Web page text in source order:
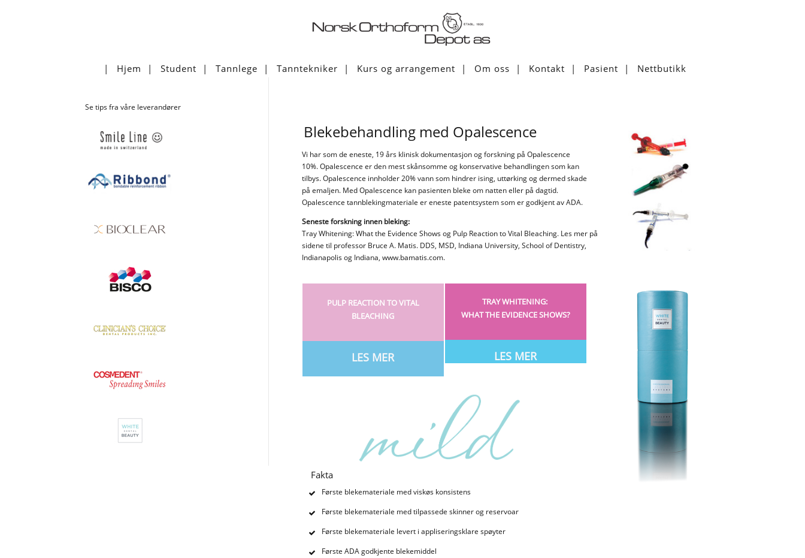
Hjem Student Tannlege Tanntekniker Kurs og arrangement Om oss Kontakt Pasient Nettbutikk
Se tips fra våre leverandører
Blekebehandling med Opalescence
Vi har som de eneste, 19 års klinisk dokumentasjon og forskning på Opalescence
10%. Opalescence er den mest skånsomme og konservative behandlingen som kan
tilbys. Opalescence innholder 20% vann som hindrer ising, uttørking og dermed skade
på emaljen. Med Opalescence kan pasienten bleke om natten eller på dagtid.
Opalescence tannblekingmateriale er eneste patentsystem som er godkjent av ADA.
Seneste forskning innen bleking:
Tray Whitening: What the Evidence Shows og Pulp Reaction to Vital Bleaching. Les mer på
sidene til professor Bruce A. Matis. DDS, MSD, Indiana University, School of Dentistry,
Indianapolis og Indiana, www.bamatis.com.
PULP REACTION TO VITAL
BLEACHING
LES MER
TRAY WHITENING:
WHAT THE EVIDENCE SHOWS?
LES MER
Fakta
Første blekemateriale med viskøs konsistens
Første blekemateriale med tilpassede skinner og reservoar
Første blekemateriale levert i appliseringsklare spøyter
Første ADA godkjente blekemiddel